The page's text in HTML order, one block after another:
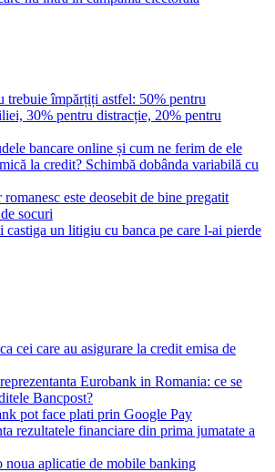
trebuie împărțiți astfel: 50% pentru
30% pentru distracție, 20% pentru
bancare online și cum ne ferim de ele
la credit? Schimbă dobânda variabilă cu
romanesc este deosebit de bine pregatit
socuri
un litigiu cu banca pe care l-ai pierde
cei care au asigurare la credit emisa de
Eurobank in Romania: ce se
Bancpost?
pot face plati prin Google Pay
rezultatele financiare din prima jumatate a
noua aplicatie de mobile banking